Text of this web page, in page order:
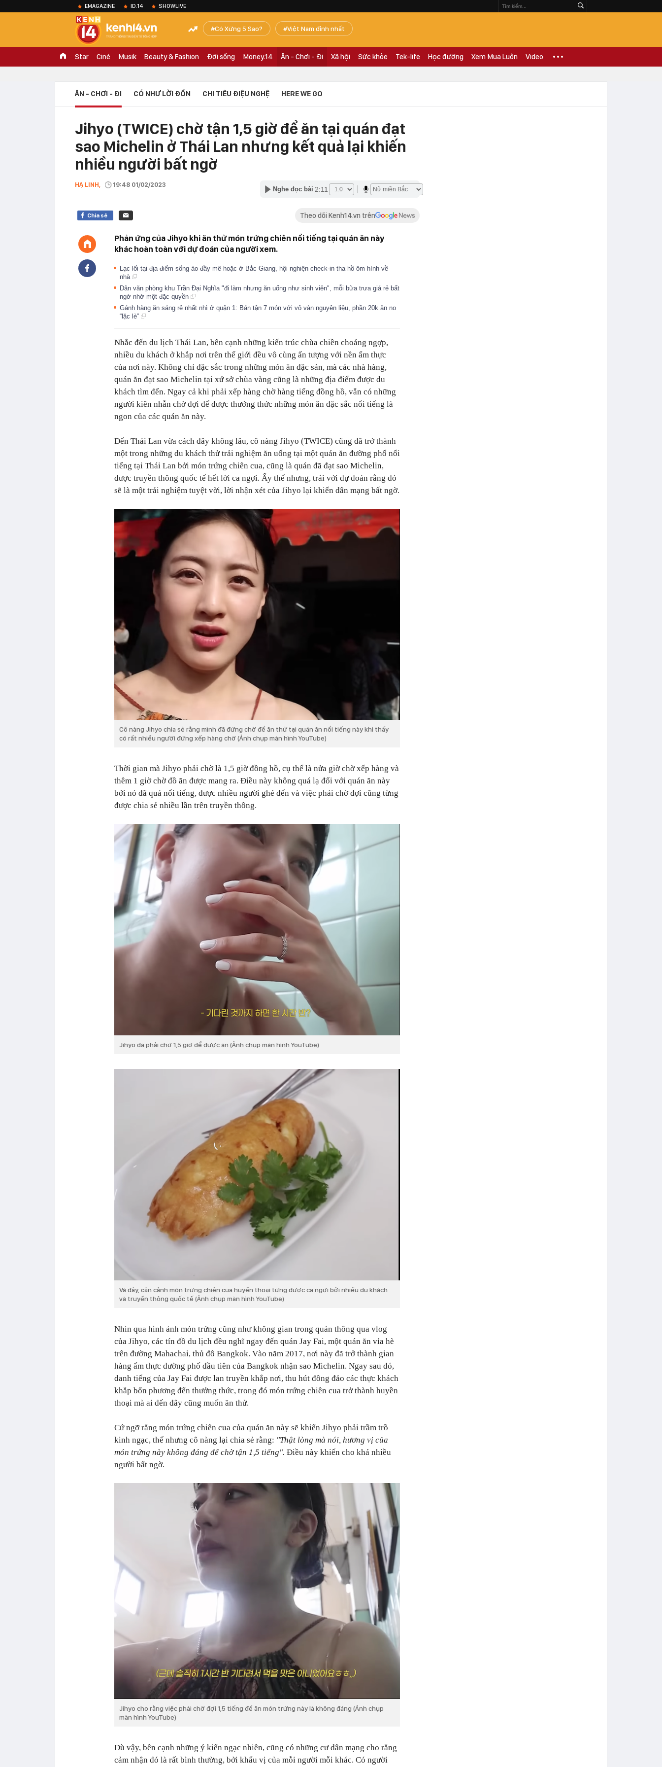
EMAGAZINE ID.14 SHOWLIVE
Có Xứng 5 Sao? Việt Nam đỉnh nhất
Star Ciné Musik Beauty & Fashion Đời sống Money.14 Ăn - Chơi - Đi Xã hội Sức khỏe Tek-life Học đường Xem Mua Luôn Video
ĂN - CHƠI - ĐI CÓ NHƯ LỜI ĐỒN CHI TIÊU ĐIỆU NGHỆ HERE WE GO
Jihyo (TWICE) chờ tận 1,5 giờ để ăn tại quán đạt
sao Michelin ở Thái Lan nhưng kết quả lại khiến
nhiều người bất ngờ
HẠ LINH, 19:48 01/02/2023
Nghe đọc bài 2:11
Chia sẻ Theo dõi Kenh14.vn trên
Phản ứng của Jihyo khi ăn thử món trứng chiên nổi tiếng tại quán ăn này
khác hoàn toàn với dự đoán của người xem.
Lạc lối tại địa điểm sống ảo đầy mê hoặc ở Bắc Giang, hội nghiện check-in tha hồ ôm hình về
nhà
Dân văn phòng khu Trần Đại Nghĩa "đi làm nhưng ăn uống như sinh viên", mỗi bữa trưa giá rẻ bất
ngờ nhờ một đặc quyền
Gánh hàng ăn sáng rẻ nhất nhì ở quận 1: Bán tận 7 món với vô vàn nguyên liệu, phần 20k ăn no
“lặc lè”
Nhắc đến du lịch Thái Lan, bên cạnh những kiến trúc chùa chiền choáng ngợp,
nhiều du khách ở khắp nơi trên thế giới đều vô cùng ấn tượng với nền ẩm thực
của nơi này. Không chỉ đặc sắc trong những món ăn đặc sản, mà các nhà hàng,
quán ăn đạt sao Michelin tại xứ sở chùa vàng cũng là những địa điểm được du
khách tìm đến. Ngay cả khi phải xếp hàng chờ hàng tiếng đồng hồ, vẫn có những
người kiên nhẫn chờ đợi để được thưởng thức những món ăn đặc sắc nổi tiếng là
ngon của các quán ăn này.
Đến Thái Lan vừa cách đây không lâu, cô nàng Jihyo (TWICE) cũng đã trở thành
một trong những du khách thử trải nghiệm ăn uống tại một quán ăn đường phố nổi
tiếng tại Thái Lan bởi món trứng chiên cua, cũng là quán đã đạt sao Michelin,
được truyền thông quốc tế hết lời ca ngợi. Ấy thế nhưng, trái với dự đoán rằng đó
sẽ là một trải nghiệm tuyệt vời, lời nhận xét của Jihyo lại khiến dân mạng bất ngờ.
Cô nàng Jihyo chia sẻ rằng mình đã đứng chờ để ăn thử tại quán ăn nổi tiếng này khi thấy
có rất nhiều người đứng xếp hàng chờ (Ảnh chụp màn hình YouTube)
Thời gian mà Jihyo phải chờ là 1,5 giờ đồng hồ, cụ thể là nửa giờ chờ xếp hàng và
thêm 1 giờ chờ đồ ăn được mang ra. Điều này không quá lạ đối với quán ăn này
bởi nó đã quá nổi tiếng, được nhiều người ghé đến và việc phải chờ đợi cũng từng
được chia sẻ nhiều lần trên truyền thông.
Jihyo đã phải chờ 1,5 giờ để được ăn (Ảnh chụp màn hình YouTube)
Và đây, cận cảnh món trứng chiên cua huyền thoại từng được ca ngợi bởi nhiều du khách
và truyền thông quốc tế (Ảnh chụp màn hình YouTube)
Nhìn qua hình ảnh món trứng cũng như không gian trong quán thông qua vlog
của Jihyo, các tín đồ du lịch đều nghĩ ngay đến quán Jay Fai, một quán ăn vỉa hè
trên đường Mahachai, thủ đô Bangkok. Vào năm 2017, nơi này đã trở thành gian
hàng ẩm thực đường phố đầu tiên của Bangkok nhận sao Michelin. Ngay sau đó,
danh tiếng của Jay Fai được lan truyền khắp nơi, thu hút đông đảo các thực khách
khắp bốn phương đến thưởng thức, trong đó món trứng chiên cua trở thành huyền
thoại mà ai đến đây cũng muốn ăn thử.
Cứ ngỡ rằng món trứng chiên cua của quán ăn này sẽ khiến Jihyo phải trầm trồ
kinh ngạc, thế nhưng cô nàng lại chia sẻ rằng: "Thật lòng mà nói, hương vị của
món trứng này không đáng để chờ tận 1,5 tiếng". Điều này khiến cho khá nhiều
người bất ngờ.
Jihyo cho rằng việc phải chờ đợi 1,5 tiếng để ăn món trứng này là không đáng (Ảnh chụp
màn hình YouTube)
Dù vậy, bên cạnh những ý kiến ngạc nhiên, cũng có những cư dân mạng cho rằng
cảm nhận đó là rất bình thường, bởi khẩu vị của mỗi người mỗi khác. Có người